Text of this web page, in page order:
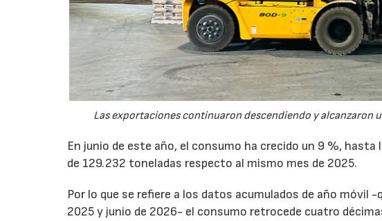
Las exportaciones continuaron descendiendo y alcanzaron
En junio de este año, el consumo ha crecido un 9 %,
de 129.232 toneladas respecto al mismo mes de 2025.
Por lo que se refiere a los datos acumulados de año móvil
2025 y junio de 2026- el consumo retrocede cuatro